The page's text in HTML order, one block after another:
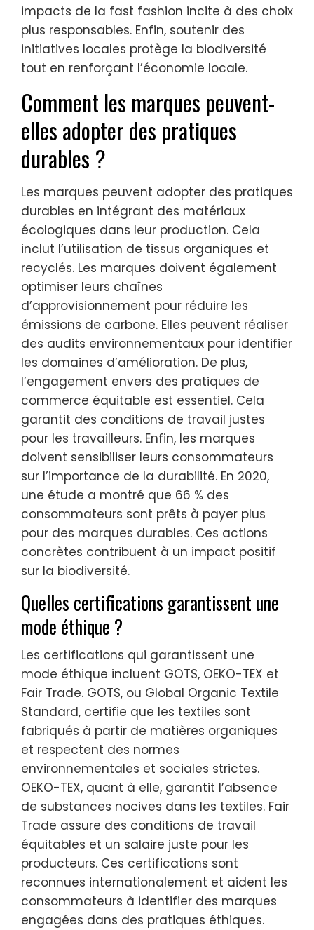
impacts de la fast fashion incite à des choix
plus responsables. Enfin, soutenir des
initiatives locales protège la biodiversité
tout en renforçant l’économie locale.
Comment les marques peuvent-
elles adopter des pratiques
durables ?
Les marques peuvent adopter des pratiques
durables en intégrant des matériaux
écologiques dans leur production. Cela
inclut l’utilisation de tissus organiques et
recyclés. Les marques doivent également
optimiser leurs chaînes
d’approvisionnement pour réduire les
émissions de carbone. Elles peuvent réaliser
des audits environnementaux pour identifier
les domaines d’amélioration. De plus,
l’engagement envers des pratiques de
commerce équitable est essentiel. Cela
garantit des conditions de travail justes
pour les travailleurs. Enfin, les marques
doivent sensibiliser leurs consommateurs
sur l’importance de la durabilité. En 2020,
une étude a montré que 66 % des
consommateurs sont prêts à payer plus
pour des marques durables. Ces actions
concrètes contribuent à un impact positif
sur la biodiversité.
Quelles certifications garantissent une
mode éthique ?
Les certifications qui garantissent une
mode éthique incluent GOTS, OEKO-TEX et
Fair Trade. GOTS, ou Global Organic Textile
Standard, certifie que les textiles sont
fabriqués à partir de matières organiques
et respectent des normes
environnementales et sociales strictes.
OEKO-TEX, quant à elle, garantit l’absence
de substances nocives dans les textiles. Fair
Trade assure des conditions de travail
équitables et un salaire juste pour les
producteurs. Ces certifications sont
reconnues internationalement et aident les
consommateurs à identifier des marques
engagées dans des pratiques éthiques.